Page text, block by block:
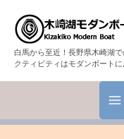
白馬から至近！長野県木崎湖
クティビティはモダンボート